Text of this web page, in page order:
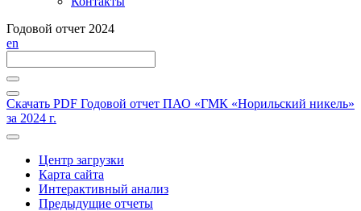
Годовой отчет 2024
en
Скачать PDF Годовой отчет ПАО «ГМК «Норильский никель»
за 2024 г.
Центр загрузки
Карта сайта
Интерактивный анализ
Предыдущие отчеты